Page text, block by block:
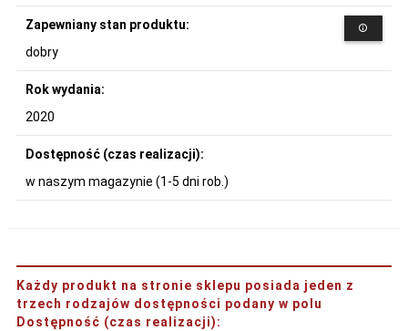
Zapewniany stan produktu:
dobry
Rok wydania:
2020
Dostępność (czas realizacji):
w naszym magazynie (1-5 dni rob.)
Każdy produkt na stronie sklepu posiada jeden z
trzech rodzajów dostępności podany w polu
Dostępność (czas realizacji):